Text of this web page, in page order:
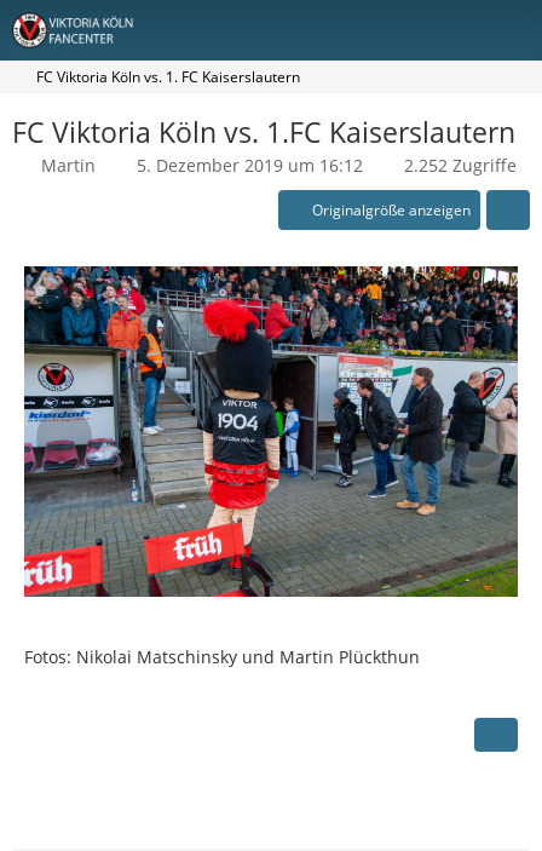
FC Viktoria Köln vs. 1. FC Kaiserslautern
FC Viktoria Köln vs. 1.FC Kaiserslautern
Martin 5. Dezember 2019 um 16:12 2.252 Zugriffe
Originalgröße anzeigen
Fotos: Nikolai Matschinsky und Martin Plückthun